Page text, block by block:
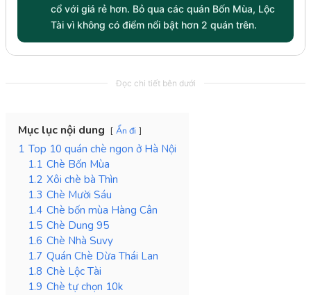
cổ với giá rẻ hơn. Bỏ qua các quán Bốn Mùa, Lộc
Tài vì không có điểm nổi bật hơn 2 quán trên.
Đọc chi tiết bên dưới
Mục lục nội dung Ẩn đi
1 Top 10 quán chè ngon ở Hà Nội
1.1 Chè Bốn Mùa
1.2 Xôi chè bà Thìn
1.3 Chè Mười Sáu
1.4 Chè bốn mùa Hàng Cân
1.5 Chè Dung 95
1.6 Chè Nhà Suvy
1.7 Quán Chè Dừa Thái Lan
1.8 Chè Lộc Tài
1.9 Chè tự chọn 10k